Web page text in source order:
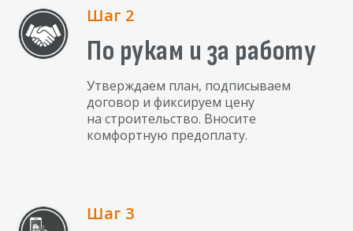
Шаг 2
По рукам и за работу
Утверждаем план, подписываем
договор и фиксируем цену
на строительство. Вносите
комфортную предоплату.
Шаг 3